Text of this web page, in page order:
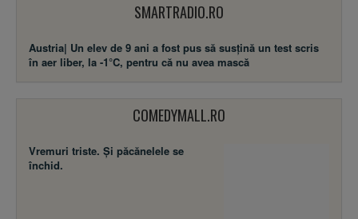
SMARTRADIO.RO
Austria| Un elev de 9 ani a fost pus să susţină un test scris
în aer liber, la -1°C, pentru că nu avea mască
COMEDYMALL.RO
Vremuri triste. Şi păcănelele se
închid.